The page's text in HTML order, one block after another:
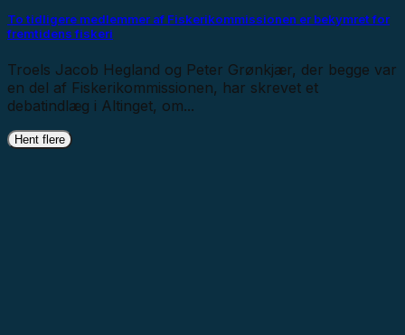
To tidligere medlemmer af Fiskerikommissionen er bekymret for
fremtidens fiskeri
Troels Jacob Hegland og Peter Grønkjær, der begge var
en del af Fiskerikommissionen, har skrevet et
debatindlæg i Altinget, om...
Hent flere